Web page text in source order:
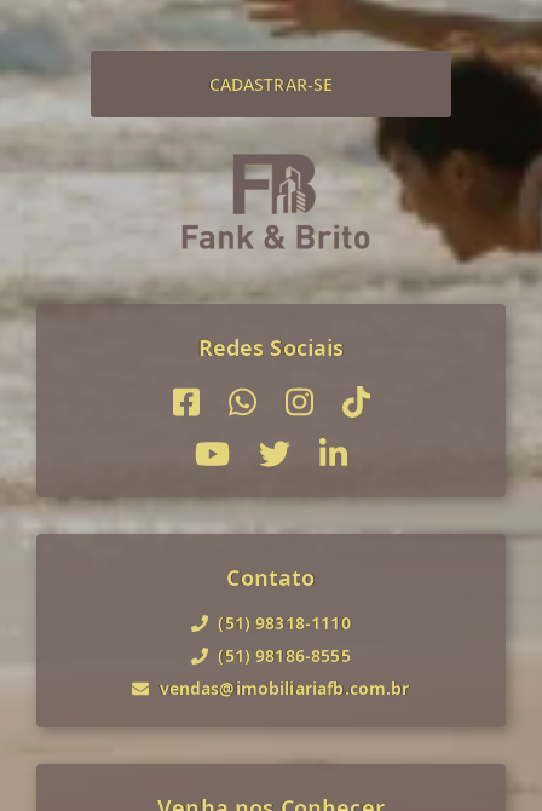
CADASTRAR-SE
Redes Sociais
Contato
(51) 98318-1110
(51) 98186-8555
vendas@imobiliariafb.com.br